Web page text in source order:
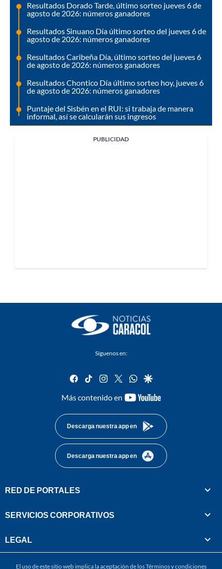
Resultados Dorado Tarde, último sorteo jueves 6 de
agosto de 2026: números ganadores
Resultados Sinuano Día último sorteo del jueves 6 de
agosto de 2026: números ganadores
Resultados Caribeña Día, último sorteo del jueves 6
de agosto de 2026: números ganadores
Resultados Chontico Día último sorteo hoy, jueves 6
de agosto de 2026: números ganadores
Puntaje del Sisbén en el RUI: si trabaja de manera
informal, así se calcularán sus ingresos
PUBLICIDAD
Síguenos en:
facebook
tiktok instagram
twitterwhatsapp
google
Más contenido en
youtube-
Descarga nuestra app en
Descarga nuestra app en
RED DE PORTALES
SERVICIOS CORPORATIVOS
LEGAL
El uso de este sitio web implica la aceptación de losTérminos y condiciones